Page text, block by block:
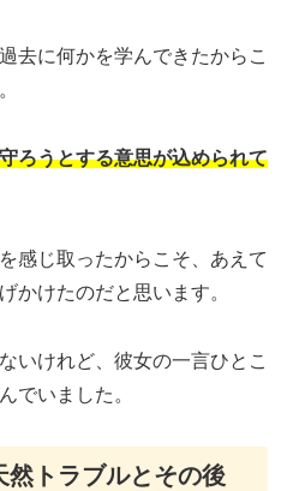
去に何かを学んできたからこ
ろうとする意思が込められて
感じ取ったからこそ、あえて
かけたのだと思います。
いけれど、彼女の一言ひとこ
でいました。
然トラブルとその後